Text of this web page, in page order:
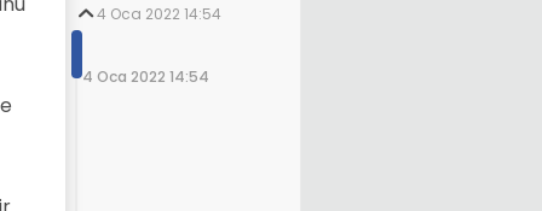
4 Oca 2022 14:54
4 Oca 2022 14:54